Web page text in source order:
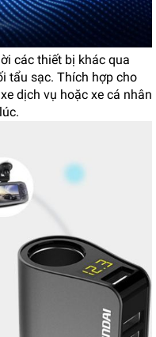
các thiết bị khác qua
tẩu sạc. Thích hợp cho
dịch vụ hoặc xe cá nhân